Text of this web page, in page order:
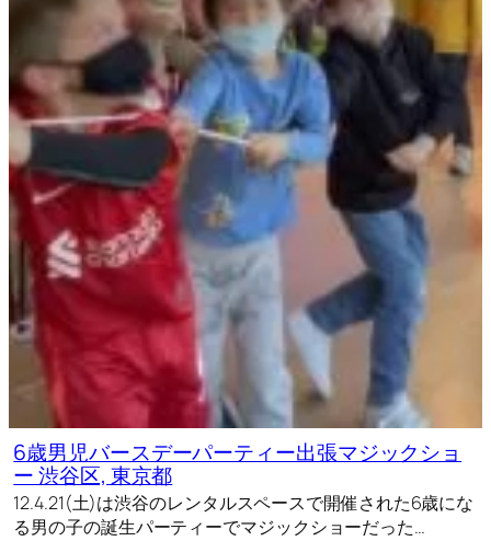
6歳男児バースデーパーティー出張マジックショ
ー 渋谷区, 東京都
12.4.21(土)は渋谷のレンタルスペースで開催された6歳にな
る男の子の誕生パーティーでマジックショーだった…